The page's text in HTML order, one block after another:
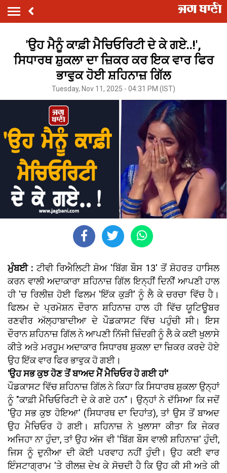
'ਉਹ ਮੈਨੂੰ ਕਾਫ਼ੀ ਮੈਚਿਓਰਿਟੀ ਦੇ ਕੇ ਗਏ..!',
ਸਿਧਾਰਥ ਸ਼ੁਕਲਾ ਦਾ ਜ਼ਿਕਰ ਕਰ ਇਕ ਵਾਰ ਫਿਰ
ਭਾਵੁਕ ਹੋਈ ਸ਼ਹਿਨਾਜ਼ ਗਿੱਲ
Tuesday, Nov 11, 2025 - 04:31 PM (IST)
ਮੁੰਬਈ : ਟੀਵੀ ਰਿਐਲਿਟੀ ਸ਼ੋਅ 'ਬਿੱਗ ਬੌਸ 13' ਤੋਂ ਸ਼ੋਹਰਤ ਹਾਸਿਲ
ਕਰਨ ਵਾਲੀ ਅਦਾਕਾਰਾ ਸ਼ਹਿਨਾਜ਼ ਗਿੱਲ ਇਨ੍ਹੀਂ ਦਿਨੀਂ ਆਪਣੀ ਹਾਲ
ਹੀ 'ਚ ਰਿਲੀਜ਼ ਹੋਈ ਫਿਲਮ 'ਇੱਕ ਕੁੜੀ' ਨੂੰ ਲੈ ਕੇ ਚਰਚਾ ਵਿੱਚ ਹੈ।
ਫਿਲਮ ਦੇ ਪ੍ਰਮੋਸ਼ਨ ਦੌਰਾਨ ਸ਼ਹਿਨਾਜ਼ ਹਾਲ ਹੀ ਵਿੱਚ ਯੂਟਿਊਬਰ
ਰਣਵੀਰ ਅੱਲ੍ਹਾਬਾਦੀਆ ਦੇ ਪੌਡਕਾਸਟ ਵਿੱਚ ਪਹੁੰਚੀ ਸੀ। ਇਸ
ਦੌਰਾਨ ਸ਼ਹਿਨਾਜ਼ ਗਿੱਲ ਨੇ ਆਪਣੀ ਨਿੱਜੀ ਜ਼ਿੰਦਗੀ ਨੂੰ ਲੈ ਕੇ ਕਈ ਖੁਲਾਸੇ
ਕੀਤੇ ਅਤੇ ਮਰਹੂਮ ਅਦਾਕਾਰ ਸਿਧਾਰਥ ਸ਼ੁਕਲਾ ਦਾ ਜ਼ਿਕਰ ਕਰਦੇ ਹੋਏ
ਉਹ ਇੱਕ ਵਾਰ ਫਿਰ ਭਾਵੁਕ ਹੋ ਗਈ।
'ਉਹ ਸਭ ਕੁਝ ਹੋਣ ਤੋਂ ਬਾਅਦ ਮੈਂ ਮੈਚਿਓਰ ਹੋ ਗਈ ਹਾਂ'
ਪੌਡਕਾਸਟ ਵਿੱਚ ਸ਼ਹਿਨਾਜ਼ ਗਿੱਲ ਨੇ ਕਿਹਾ ਕਿ ਸਿਧਾਰਥ ਸ਼ੁਕਲਾ ਉਨ੍ਹਾਂ
ਨੂੰ "ਕਾਫ਼ੀ ਮੈਚਿਓਰਿਟੀ ਦੇ ਕੇ ਗਏ ਹਨ"। ਉਨ੍ਹਾਂ ਨੇ ਦੱਸਿਆ ਕਿ ਜਦੋਂ
'ਉਹ ਸਭ ਕੁਝ ਹੋਇਆ' (ਸਿਧਾਰਥ ਦਾ ਦਿਹਾਂਤ), ਤਾਂ ਉਸ ਤੋਂ ਬਾਅਦ
ਉਹ ਮੈਚਿਓਰ ਹੋ ਗਈ। ਸ਼ਹਿਨਾਜ਼ ਨੇ ਖੁਲਾਸਾ ਕੀਤਾ ਕਿ ਜੇਕਰ
ਅਜਿਹਾ ਨਾ ਹੁੰਦਾ, ਤਾਂ ਉਹ ਅੱਜ ਵੀ 'ਬਿੱਗ ਬੌਸ ਵਾਲੀ ਸ਼ਹਿਨਾਜ਼' ਹੁੰਦੀ,
ਜਿਸ ਨੂੰ ਦੁਨੀਆ ਦੀ ਕੋਈ ਪਰਵਾਹ ਨਹੀਂ ਹੁੰਦੀ। ਉਹ ਕਈ ਵਾਰ
ਇੰਸਟਾਗ੍ਰਾਮ 'ਤੇ ਰੀਲਜ਼ ਦੇਖ ਕੇ ਸੋਚਦੀ ਹੈ ਕਿ ਉਹ ਕੀ ਸੀ ਅਤੇ ਕੀ